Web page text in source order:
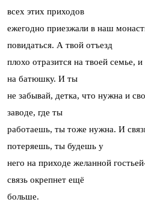
всех этих приходов
ежегодно приезжали в наш
повидаться. А твой отъезд
плохо отразится на твоей семье,
на батюшку. И ты
не забывай, детка, что нужна и
заводе, где ты
работаешь, ты тоже нужна. И
потеряешь, ты будешь у
него на приходе желанной
связь окрепнет ещё
больше.